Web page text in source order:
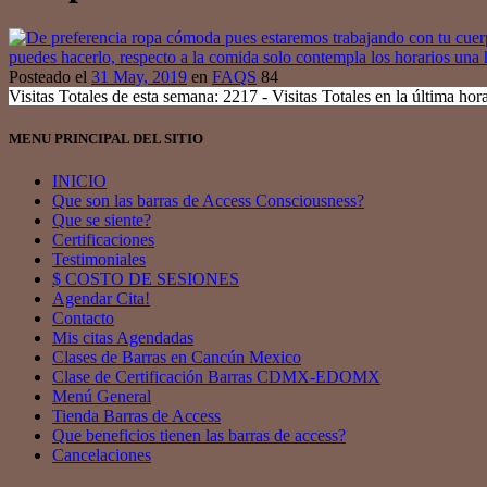
Posteado el 31 May, 2019 en FAQS 84
Visitas Totales de esta semana: 2217 - Visitas Totales en la última
MENU PRINCIPAL DEL SITIO
INICIO
Que son las barras de Access Consciousness?
Que se siente?
Certificaciones
Testimoniales
$ COSTO DE SESIONES
Agendar Cita!
Contacto
Mis citas Agendadas
Clases de Barras en Cancún Mexico
Clase de Certificación Barras CDMX-EDOMX
Menú General
Tienda Barras de Access
Que beneficios tienen las barras de access?
Cancelaciones